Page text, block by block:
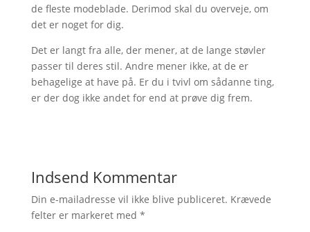
de fleste modeblade. Derimod skal du overveje, om
det er noget for dig.
Det er langt fra alle, der mener, at de lange støvler
passer til deres stil. Andre mener ikke, at de er
behagelige at have på. Er du i tvivl om sådanne ting,
er der dog ikke andet for end at prøve dig frem.
Indsend Kommentar
Din e-mailadresse vil ikke blive publiceret. Krævede
felter er markeret med *